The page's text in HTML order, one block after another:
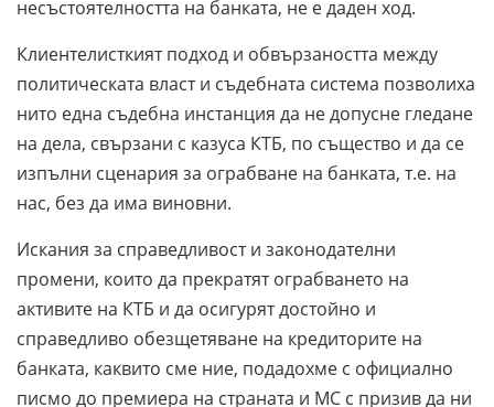
несъстоятелността на банката, не е даден ход.
Клиентелисткият подход и обвързаността между
политическата власт и съдебната система позволиха
нито една съдебна инстанция да не допусне гледане
на дела, свързани с казуса КТБ, по същество и да се
изпълни сценария за ограбване на банката, т.е. на
нас, без да има виновни.
Искания за справедливост и законодателни
промени, които да прекратят ограбването на
активите на КТБ и да осигурят достойно и
справедливо обезщетяване на кредиторите на
банката, каквито сме ние, подадохме с официално
писмо до премиера на страната и МС с призив да ни